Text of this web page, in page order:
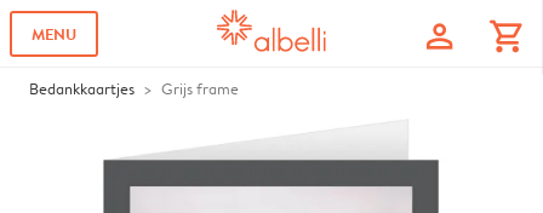
MENU profile shopping_cart
Bedankkaartjes Grijs frame